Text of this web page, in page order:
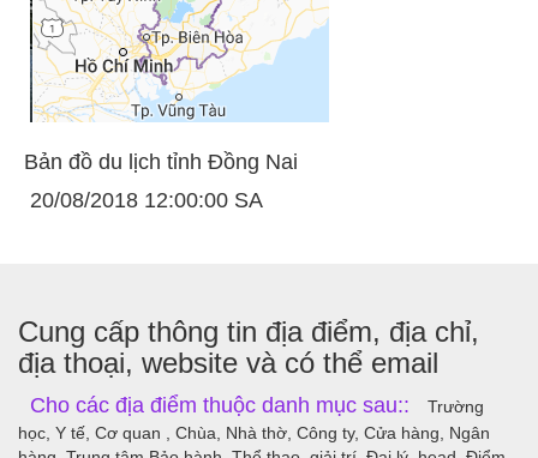
Bản đồ du lịch tỉnh Đồng Nai
20/08/2018 12:00:00 SA
Cung cấp thông tin địa điểm, địa chỉ,
địa thoại, website và có thể email
Cho các địa điểm thuộc danh mục sau::
Trường
học, Y tế, Cơ quan , Chùa, Nhà thờ, Công ty, Cửa hàng, Ngân